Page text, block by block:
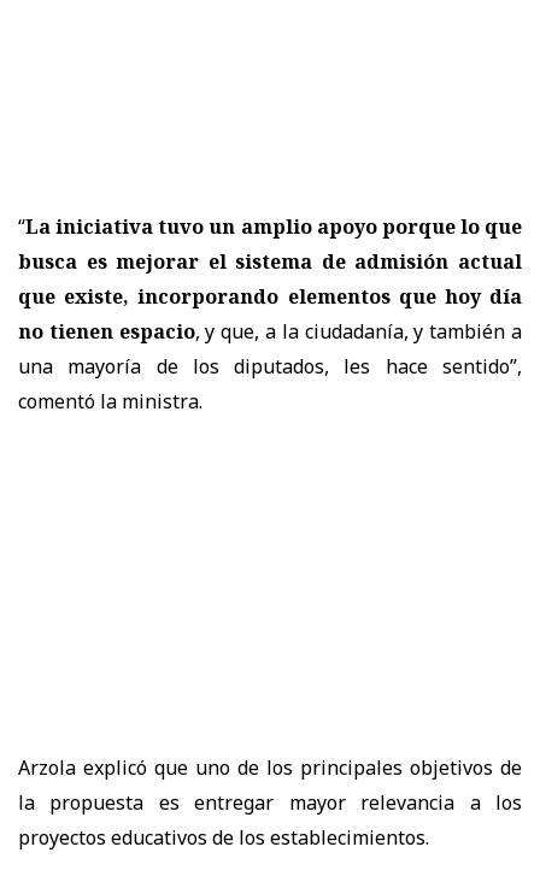
“La iniciativa tuvo un amplio apoyo porque lo que
busca es mejorar el sistema de admisión actual
que existe, incorporando elementos que hoy día
no tienen espacio, y que, a la ciudadanía, y también a
una mayoría de los diputados, les hace sentido”,
comentó la ministra.
Arzola explicó que uno de los principales objetivos de
la propuesta esentregar mayor relevancia a los
proyectos educativos de los establecimientos.